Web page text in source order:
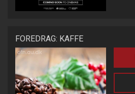
FOREDRAG: KAFFE